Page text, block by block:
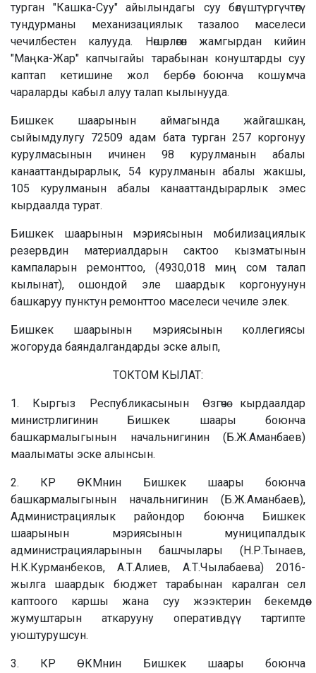
турган "Кашка-Суу" айылындагы суу бөлүштүргүчтөгү
тундурманы механизациялык тазалоо маселеси
чечилбестен калууда. Нөшөрлөгөн жамгырдан кийин
"Маңка-Жар" капчыгайы тарабынан конуштарды суу
каптап кетишине жол бербөө боюнча кошумча
чараларды кабыл алуу талап кылынууда.
Бишкек шаарынын аймагында жайгашкан,
сыйымдулугу 72509 адам бата турган 257 коргонуу
курулмасынын ичинен 98 курулманын абалы
канааттандырарлык, 54 курулманын абалы жакшы,
105 курулманын абалы канааттандырарлык эмес
кырдаалда турат.
Бишкек шаарынын мэриясынын мобилизациялык
резервдин материалдарын сактоо кызматынын
кампаларын ремонттоо, (4930,018 миң сом талап
кылынат), ошондой эле шаардык коргонуунун
башкаруу пунктун ремонттоо маселеси чечиле элек.
Бишкек шаарынын мэриясынын коллегиясы
жогоруда баяндалгандарды эске алып,
ТОКТОМ КЫЛАТ:
1. Кыргыз Республикасынын Өзгөчө кырдаалдар
министрлигинин Бишкек шаары боюнча
башкармалыгынын начальнигинин (Б.Ж.Аманбаев)
маалыматы эске алынсын.
2. КР ӨКМнин Бишкек шаары боюнча
башкармалыгынын начальнигинин (Б.Ж.Аманбаев),
Администрациялык райондор боюнча Бишкек
шаарынын мэриясынын муниципалдык
администрацияларынын башчылары (Н.Р.Тынаев,
Н.К.Курманбеков, А.Т.Алиев, А.Т.Чылабаева) 2016-
жылга шаардык бюджет тарабынан каралган сел
каптоого каршы жана суу жээктерин бекемдөө
жумуштарын аткарууну оперативдүү тартипте
уюштурушсун.
3. КР ӨКМнин Бишкек шаары боюнча